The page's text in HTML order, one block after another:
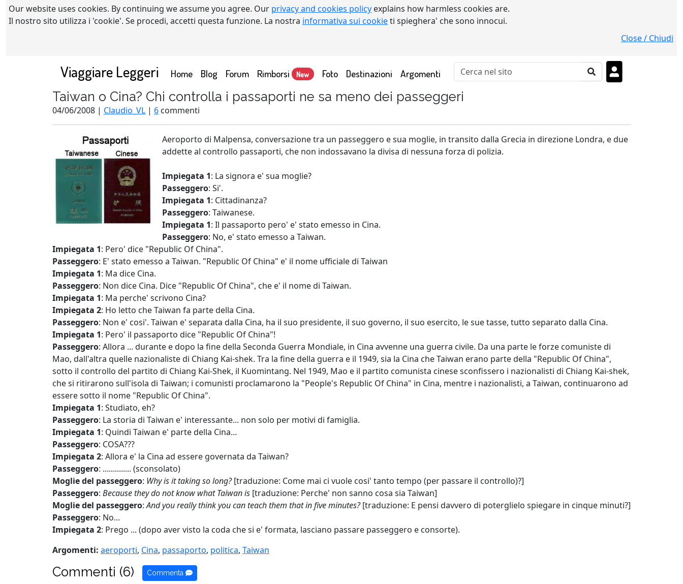
Our website uses cookies. By continuing we assume you agree. Our privacy and cookies policy explains how harmless cookies are.
Il nostro sito utilizza i 'cookie'. Se procedi, accetti questa funzione. La nostra informativa sui cookieti spieghera' che sono innocui.
Close / Chiudi
Viaggiare Leggeri Home(current)
Blog Forum Rimborsi New Foto Destinazioni Argomenti
Taiwan o Cina? Chi controlla i passaporti ne sa meno dei passeggeri
04/06/2008 | Claudio_VL | 6 commenti
Aeroporto di Malpensa, conversazione tra un passeggero e sua moglie, in transito dalla Grecia in direzione Londra, e due
addette al controllo passaporti, che non indossavano la divisa di nessuna forza di polizia.
Impiegata 1: La signora e' sua moglie?
Passeggero: Si'.
Impiegata 1: Cittadinanza?
Passeggero: Taiwanese.
Impiegata 1: Il passaporto pero' e' stato emesso in Cina.
Passeggero: No, e' stato emesso a Taiwan.
Impiegata 1: Pero' dice "Republic Of China".
Passeggero: E' stato emesso a Taiwan. "Republic Of China" e' il nome ufficiale di Taiwan
Impiegata 1: Ma dice Cina.
Passeggero: Non dice Cina. Dice "Republic Of China", che e' il nome di Taiwan.
Impiegata 1: Ma perche' scrivono Cina?
Impiegata 2: Ho letto che Taiwan fa parte della Cina.
Passeggero: Non e' cosi'. Taiwan e' separata dalla Cina, ha il suo presidente, il suo governo, il suo esercito, le sue tasse, tutto separato dalla Cina.
Impiegata 1: Pero' il passaporto dice "Republic Of China"!
Passeggero: Allora ... durante e dopo la fine della Seconda Guerra Mondiale, in Cina avvenne una guerra civile. Da una parte le forze comuniste di
Mao, dall'altra quelle nazionaliste di Chiang Kai-shek. Tra la fine della guerra e il 1949, sia la Cina che Taiwan erano parte della "Republic Of China",
sotto il controllo del partito di Chiang Kai-Shek, il Kuomintang. Nel 1949, Mao e il partito comunista cinese sconfissero i nazionalisti di Chiang Kai-shek,
che si ritirarono sull'isola di Taiwan; i comunisti proclamarono la "People's Republic Of China" in Cina, mentre i nazionalisti, a Taiwan, continuarono ad
essere sotto il nome "Republic Of China".
Impiegata 1: Studiato, eh?
Passeggero: La storia di Taiwan e' interessante... non solo per motivi di famiglia.
Impiegata 1: Quindi Taiwan e' parte della Cina...
Passeggero: COSA???
Impiegata 2: Allora e' la Cina ad essere governata da Taiwan?
Passeggero: .............. (sconsolato)
Moglie del passeggero: Why is it taking so long?[traduzione: Come mai ci vuole cosi' tanto tempo (per passare il controllo)?]
Passeggero: Because they do not know what Taiwan is [traduzione: Perche' non sanno cosa sia Taiwan]
Moglie del passeggero:And you really think you can teach them that in five minutes?[traduzione: E pensi davvero di poterglielo spiegare in cinque minuti?]
Passeggero: No...
Impiegata 2: Prego ... (dopo aver visto la coda che si e' formata, lasciano passare passeggero e consorte).
Argomenti: aeroporti, Cina, passaporto, politica, Taiwan
Commenti (6) Commenta